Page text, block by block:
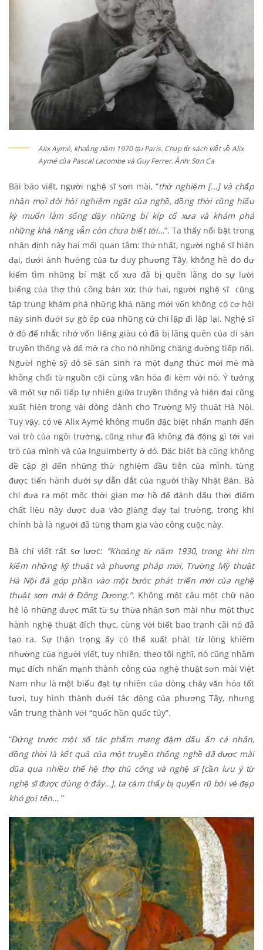
Alix Aymé, khoảng năm 1970 tại Paris. Chụp từ sách viết về Alix
Aymé của Pascal Lacombe và Guy Ferrer. Ảnh: Sơn Ca
Bài báo viết, người nghệ sĩ sơn mài, “thử nghiệm […] và chấp
nhận mọi đòi hỏi nghiêm ngặt của nghề, đồng thời cũng hiếu
kỳ muốn làm sống dậy những bí kíp cổ xưa và khám phá
những khả năng vẫn còn chưa biết tới…”. Ta thấy nổi bật trong
nhận định này hai mối quan tâm: thứ nhất, người nghệ sĩ hiện
đại, dưới ảnh hưởng của tư duy phương Tây, không hề do dự
kiếm tìm những bí mật cổ xưa đã bị quên lãng do sự lười
biếng của thợ thủ công bản xứ; thứ hai, người nghệ sĩ cũng
tập trung khám phá những khả năng mới vốn không có cơ hội
nảy sinh dưới sự gò ép của những cử chỉ lặp đi lặp lại. Nghệ sĩ
ở đó để nhắc nhớ vốn liếng giàu có đã bị lãng quên của di sản
truyền thống và để mở ra cho nó những chặng đường tiếp nối.
Người nghệ sỹ đó sẽ sản sinh ra một dạng thức mới mẻ mà
không chối từ nguồn cội cùng văn hóa đi kèm với nó. Ý tưởng
về một sự nối tiếp tự nhiên giữa truyền thống và hiện đại cũng
xuất hiện trong vài dòng dành cho Trường Mỹ thuật Hà Nội.
Tuy vậy, có vẻ Alix Aymé không muốn đặc biệt nhấn mạnh đến
vai trò của ngôi trường, cũng như đã không đả động gì tới vai
trò của mình và của Inguimberty ở đó. Đặc biệt bà cũng không
đề cập gì đến những thử nghiệm đầu tiên của mình, từng
được tiến hành dưới sự dẫn dắt của người thầy Nhật Bản. Bà
chỉ đưa ra một mốc thời gian mơ hồ để đánh dấu thời điểm
chất liệu này được đưa vào giảng dạy tại trường, trong khi
chính bà là người đã từng tham gia vào công cuộc này.
Bà chỉ viết rất sơ lược: “Khoảng từ năm 1930, trong khi tìm
kiếm những kỹ thuật và phương pháp mới, Trường Mỹ thuật
Hà Nội đã góp phần vào một bước phát triển mới của nghệ
thuật sơn mài ở Đông Dương.”. Không một câu một chữ nào
hé lộ những được mất từ sự thừa nhận sơn mài như một thực
hành nghệ thuật đích thực, cùng với biết bao tranh cãi nó đã
tạo ra. Sự thận trọng ấy có thể xuất phát từ lòng khiêm
nhường của người viết, tuy nhiên, theo tôi nghĩ, nó cũng nhằm
mục đích nhấn mạnh thành công của nghệ thuật sơn mài Việt
Nam như là một biểu đạt tự nhiên của dòng chảy văn hóa tốt
tươi, tuy hình thành dưới tác động của phương Tây, nhưng
vẫn trung thành với “quốc hồn quốc túy”.
“Đứng trước một số tác phẩm mang đậm dấu ấn cá nhân,
đồng thời là kết quả của một truyền thống nghề đã được mài
dũa qua nhiều thế hệ thợ thủ công và nghệ sĩ [cần lưu ý từ
nghệ sĩ được dùng ở đây…], ta cảm thấy bị quyến rũ bởi vẻ đẹp
khó gọi tên… ”